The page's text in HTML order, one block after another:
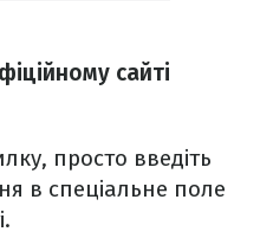
сайті
просто введіть
в спеціальне поле